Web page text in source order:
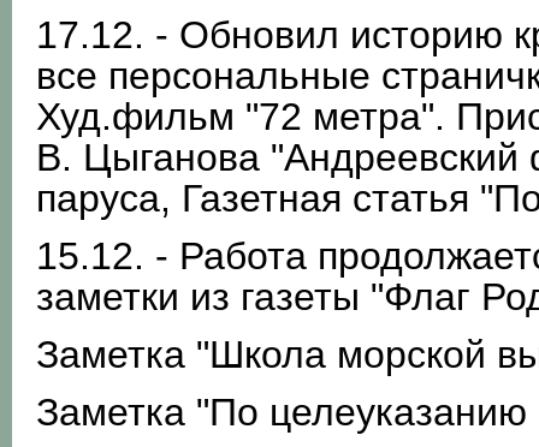
17.12. - Обновил историю
все персональные
Худ.фильм "72 метра".
В. Цыганова "Андреевский
паруса, Газетная статья
15.12. - Работа
заметки из газеты "Флаг
Заметка "Школа морской
Заметка "По